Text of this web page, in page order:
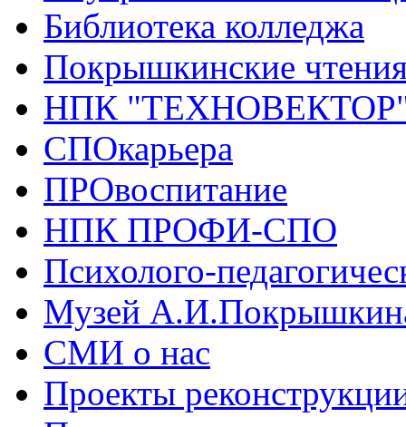
Библиотека колледжа
Покрышкинские
НПК
СПОкарьера
ПРОвоспитание
НПК ПРОФИ-СПО
Психолого-
Музей
СМИ о нас
Проекты